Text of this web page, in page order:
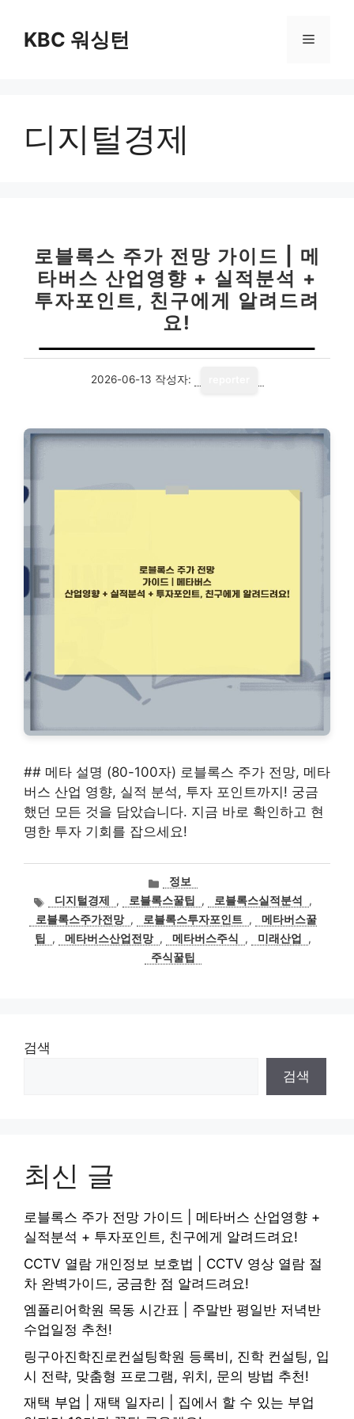
KBC 워싱턴 메
디지털경제
로블록스 주가 전망 가이드 | 메
타버스 산업영향 + 실적분석 +
투자포인트, 친구에게 알려드려
요!
2026-06-13 작성자:
## 메타 설명 (80-100자) 로블록스 주가 전망, 메타
버스 산업 영향, 실적 분석, 투자 포인트까지! 궁금
했던 모든 것을 담았습니다. 지금 바로 확인하고 현
명한 투자 기회를 잡으세요!
카
테
고
리
정보
태
그
디지털경제 , 로블록스꿀팁 , 로블록스실적분석
,
로블록스주가전망 , 로블록스투자포인트 ,
메타버스꿀
팁
, 메타버스산업전망 , 메타버스주식 , 미래산업
,
주식꿀팁
검색
검색
최신 글
로블록스 주가 전망 가이드 | 메타버스 산업영향 +
실적분석 + 투자포인트, 친구에게 알려드려요!
CCTV 열람 개인정보 보호법 | CCTV 영상 열람 절
차 완벽가이드, 궁금한 점 알려드려요!
엠폴리어학원 목동 시간표 | 주말반 평일반 저녁반
수업일정 추천!
링구아진학진로컨설팅학원 등록비, 진학 컨설팅, 입
시 전략, 맞춤형 프로그램, 위치, 문의 방법 추천!
재택 부업 | 재택 일자리 | 집에서 할 수 있는 부업